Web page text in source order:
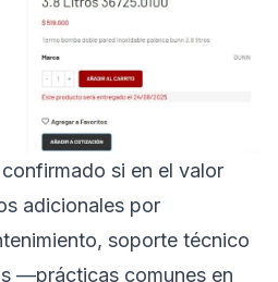
si en el valor
adicionales por
soporte técnico
—prácticas comunes en